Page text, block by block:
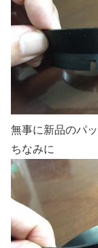
無事に新品のパ
ちなみに